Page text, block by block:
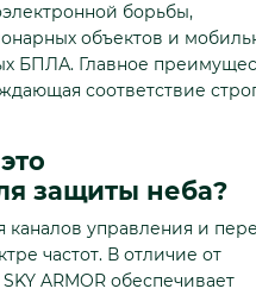
борьбы,
объектов и
БПЛА. Главное
соответствие
защиты неба?
каналов управления и
частот. В отличие от
ARMOR обеспечивает